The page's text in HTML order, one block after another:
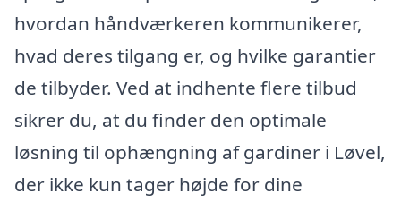
hvordan håndværkeren kommunikerer,
hvad deres tilgang er, og hvilke garantier
de tilbyder. Ved at indhente flere tilbud
sikrer du, at du finder den optimale
løsning til ophængning af gardiner i Løvel,
der ikke kun tager højde for dine